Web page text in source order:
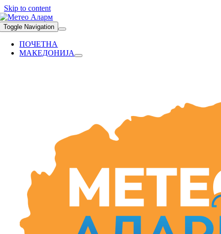
Skip to content
Toggle Navigation
ПОЧЕТНА
МАКЕДОНИЈА